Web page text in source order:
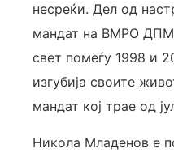
несреќи. Дел од
мандат на ВМРО
свет помеѓу 1998 и
изгубија своите
мандат кој трае од
Никола Младенов е